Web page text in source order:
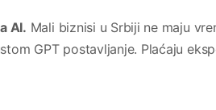
AI. Mali biznisi u Srbiji ne maju
GPT postavljanje. Plaćaju